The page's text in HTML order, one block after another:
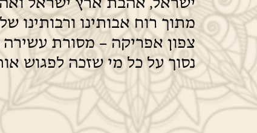
מתוך רוח אבותינו ורבותינו
צפון אפריקה – מסורת עשירה
נסוך על כל מי שזכה לפגוש